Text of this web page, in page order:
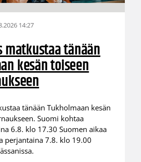
14:27
matkustaa tänään
kesän toiseen
tänään Tukholmaan kesän
Suomi kohtaa
6.8. klo 17.30 Suomen aikaa
perjantaina 7.8. klo 19.00